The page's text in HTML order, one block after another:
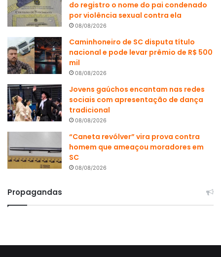
do registro o nome do pai condenado
por violência sexual contra ela
08/08/2026
Caminhoneiro de SC disputa título
nacional e pode levar prêmio de R$ 500
mil
08/08/2026
Jovens gaúchos encantam nas redes
sociais com apresentação de dança
tradicional
08/08/2026
“Caneta revólver” vira prova contra
homem que ameaçou moradores em
SC
08/08/2026
Propagandas